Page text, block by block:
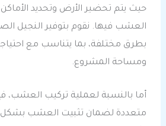
حيث يتم تحضير الأرض وتحديد
العشب فيها. نقوم بتوفير النجيل
بطرق مختلفة، بما يتناسب مع
ومساحة المشروع.
أما بالنسبة لعملية تركيب العشب،
متعددة لضمان تثبيت العشب بشكل